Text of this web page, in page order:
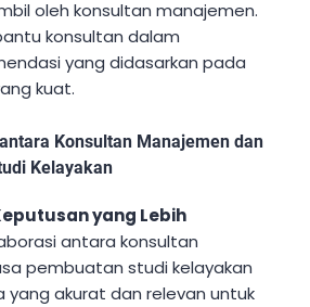
oleh konsultan manajemen.
konsultan dalam
yang didasarkan pada
kuat.
Konsultan Manajemen dan
Kelayakan
yang Lebih
antara konsultan
pembuatan studi kelayakan
yang akurat dan relevan untuk